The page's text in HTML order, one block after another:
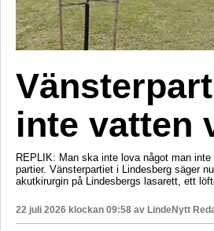
inte vatten
REPLIK: Man ska inte lova något man
partier. Vänsterpartiet i Lindesberg säger
akutkirurgin på Lindesbergs lasarett, ett
22 juli 2026 klockan 09:58 av LindeNytt